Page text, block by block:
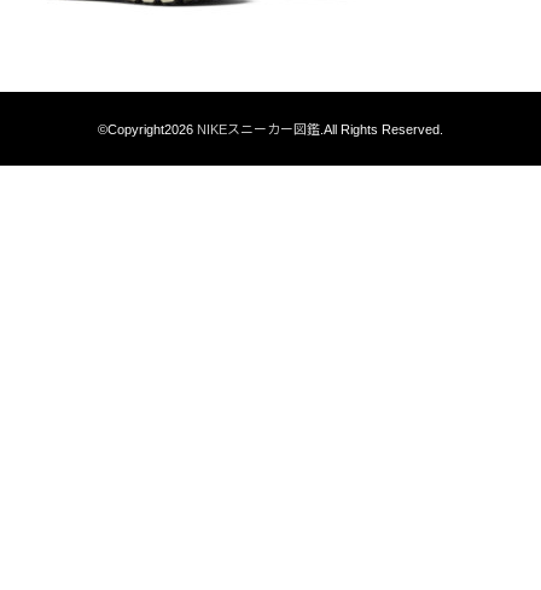
©Copyright2026 NIKEスニーカー図鑑.All Rights Reserved.